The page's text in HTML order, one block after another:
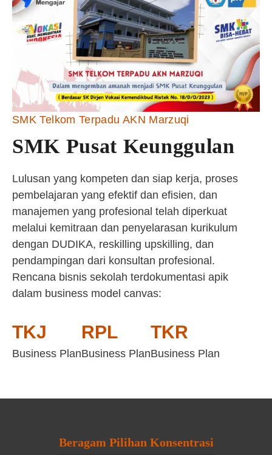
SMK Telkom Terpadu AKN Marzuqi
SMK Pusat Keunggulan
Lulusan yang kompeten dan siap kerja, proses
pembelajaran yang efektif dan efisien, dan
manajemen yang profesional telah diperkuat
melalui kemitraan dan penyelarasan kurikulum
dengan DUDIKA, reskilling upskilling, dan
pendampingan dari konsultan profesional.
Rencana bisnis sekolah terdokumentasi apik
dalam business model canvas:
TKJ
Business Plan
RPL
Business Plan
TKR
Business Plan
Beragam Pilihan Konsentrasi